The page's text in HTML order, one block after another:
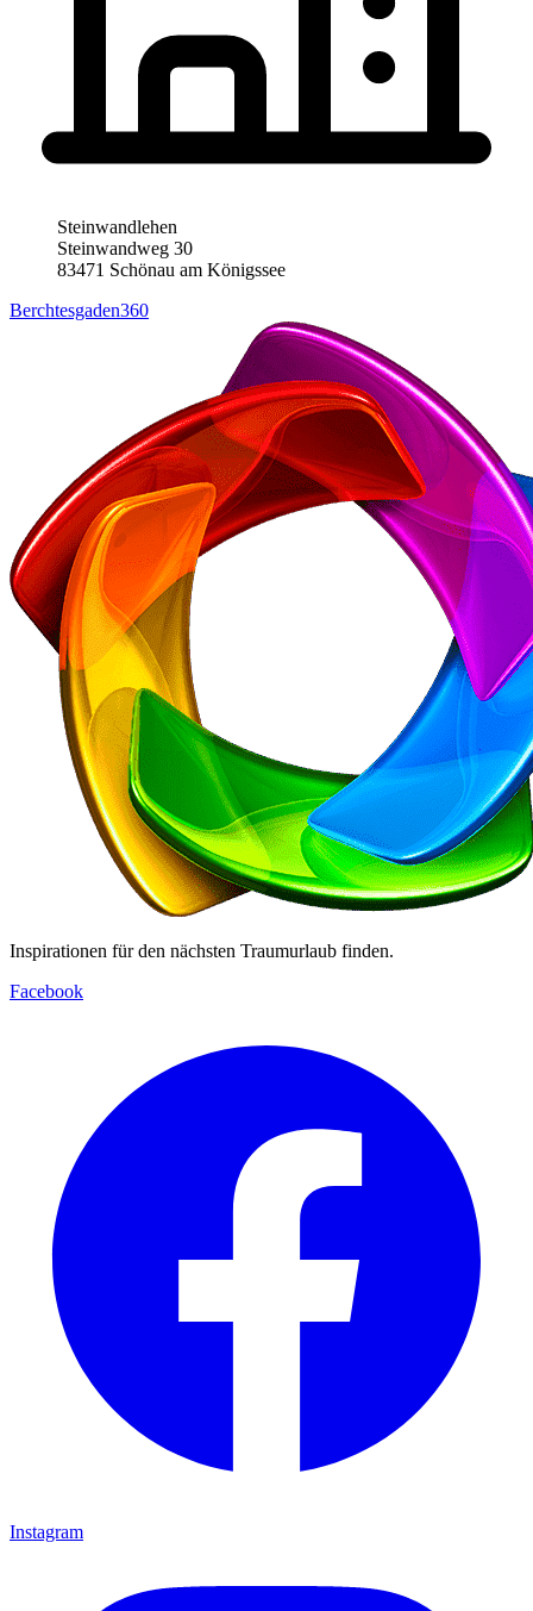
Steinwandlehen
Steinwandweg 30
83471 Schönau am Königssee
Berchtesgaden360
Inspirationen für den nächsten Traumurlaub finden.
Facebook
Instagram